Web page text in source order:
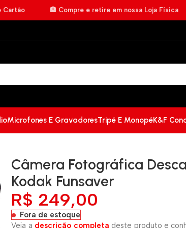
Microfones E GravadoresTripé E MonopéK&F
Câmera Fotográfica
Kodak Funsaver
R$ 249,00
Fora de estoque
Veja a descrição completa deste produto e
Cartão 🏦 Compre e retire em nossa Loja Física